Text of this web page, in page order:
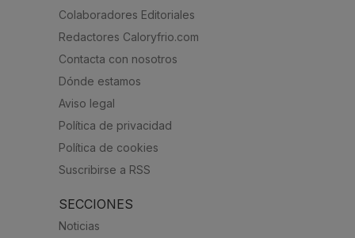
Colaboradores Editoriales
Redactores Caloryfrio.com
Contacta con nosotros
Dónde estamos
Aviso legal
Política de privacidad
Política de cookies
Suscribirse a RSS
SECCIONES
Noticias